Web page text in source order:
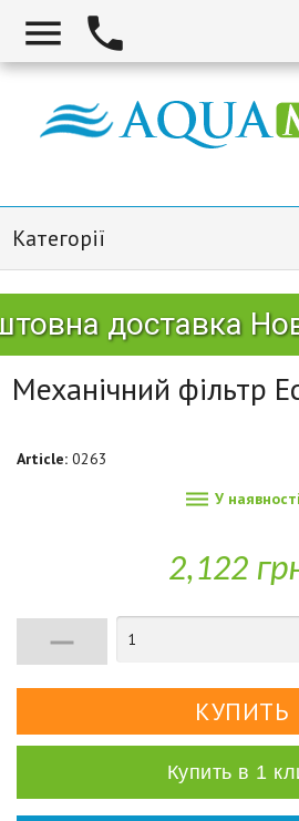
 
Категорії
доставка
Механічний фільтр
Article: 0263
 У наявності
2,122

Купить в 1